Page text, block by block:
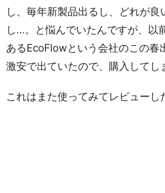
し、毎年新製品出るし、どれが良
し…。と悩んでいたんですが、以
あるEcoFlowという会社のこの春
激安で出ていたので、購入してし
これはまた使ってみてレビューし